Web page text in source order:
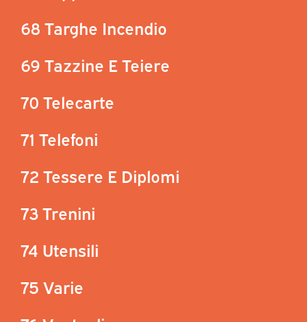
68 Targhe Incendio
69 Tazzine E Teiere
70 Telecarte
71 Telefoni
72 Tessere E Diplomi
73 Trenini
74 Utensili
75 Varie